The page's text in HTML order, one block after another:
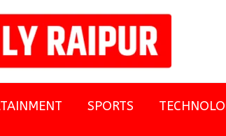
SPORTS